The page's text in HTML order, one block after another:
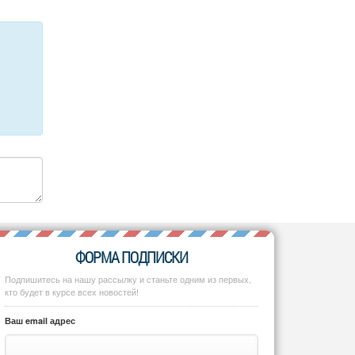
ФОРМА ПОДПИСКИ
Подпишитесь на нашу рассылку и станьте одним из первых,
кто будет в курсе всех новостей!
Ваш email адрес